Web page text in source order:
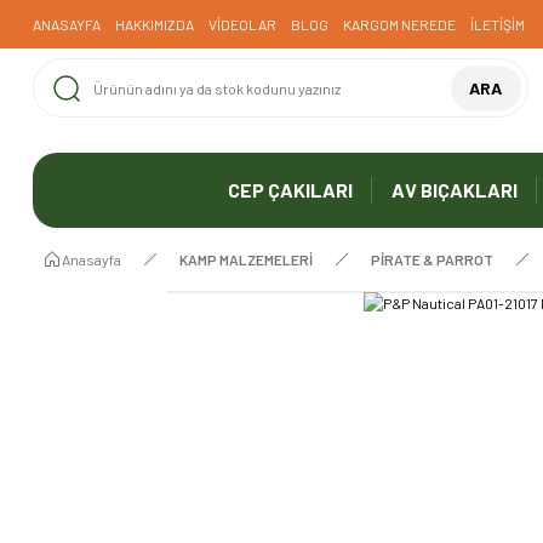
ANASAYFA HAKKIMIZDA VİDEOLAR BLOG KARGOM NEREDE İLETİŞİM
ARA
CEP ÇAKILARI AV BIÇAKLARI
Anasayfa KAMP MALZEMELERİ PİRATE & PARROT